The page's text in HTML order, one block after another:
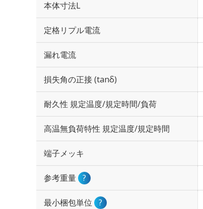
本体寸法L
定格リプル電流
漏れ電流
損失角の正接 (tanδ)
耐久性 規定温度/規定時間/負荷
高温無負荷特性 規定温度/規定時間
端子メッキ
参考重量 ?
最小梱包単位 ?